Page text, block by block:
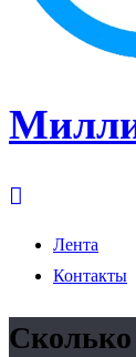
Лента
Контакты